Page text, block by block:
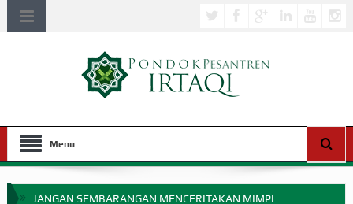
Menu
JANGAN SEMBARANGAN MENCERITAKAN MIMPI